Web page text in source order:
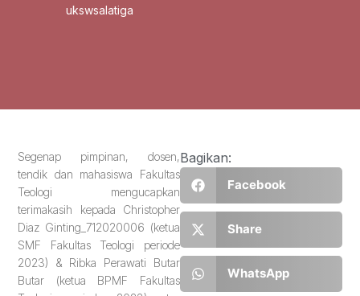
ukswsalatiga
Segenap pimpinan, dosen,
tendik dan mahasiswa Fakultas
Teologi mengucapkan
terimakasih kepada Christopher
Diaz Ginting_712020006 (ketua
SMF Fakultas Teologi periode
2023) & Ribka Perawati Butar
Butar (ketua BPMF Fakultas
Bagikan:
Facebook
Share
WhatsApp